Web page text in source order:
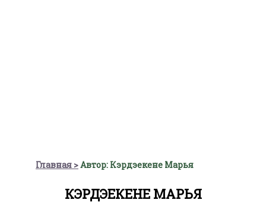
Главная Автор: Кэрдэекене Марья
КЭРДЭЕКЕНЕ МАРЬЯ